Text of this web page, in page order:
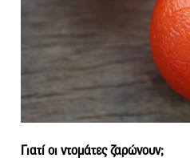
Γιατί οι ντομάτες ζαρώνουν;